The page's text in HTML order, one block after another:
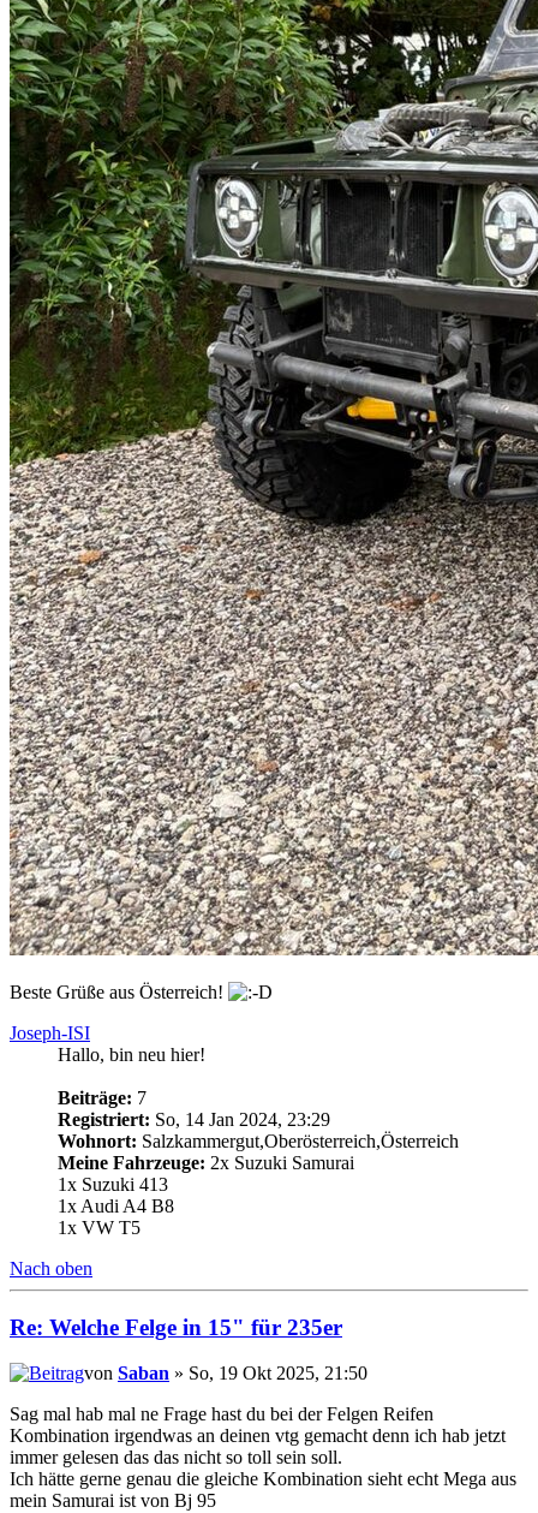
Beste Grüße aus Österreich!
Joseph-ISI
Hallo, bin neu hier!
Beiträge: 7
Registriert: So, 14 Jan 2024, 23:29
Wohnort: Salzkammergut,Oberösterreich,Österreich
Meine Fahrzeuge: 2x Suzuki Samurai
1x Suzuki 413
1x Audi A4 B8
1x VW T5
Nach oben
Re: Welche Felge in 15" für 235er
von Saban » So, 19 Okt 2025, 21:50
Sag mal hab mal ne Frage hast du bei der Felgen Reifen
Kombination irgendwas an deinen vtg gemacht denn ich hab jetzt
immer gelesen das das nicht so toll sein soll.
Ich hätte gerne genau die gleiche Kombination sieht echt Mega aus
mein Samurai ist von Bj 95